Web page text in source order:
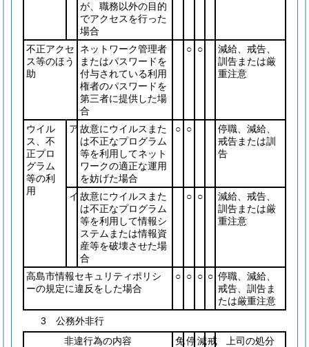
が、職務以外の目的
でアクセスを行った
場合
不正アクセ
ス等のほう
助
ネットワーク管理者
またはパスワードを
付与されている利用
権者のパスワードを
第三者に提供した場
合
○ ○
減給、戒告、
訓告または厳
重注意
ウイル
ス、不
正プロ
グラム
等の利
用
ア 故意にウイルスまた
は不正なプログラム
等を利用してネット
ワークの適正な運用
を妨げた場合
○ ○
停職、減給、
戒告または訓
告
イ 故意にウイルスまた
は不正なプログラム
等を利用して情報シ
ステムまたは情報資
産等を破壊させた場
合
○ ○
減給、戒告、
訓告または厳
重注意
高島市情報セキュリティポリシ
ーの規定に違反をした場合
○ ○ ○ ○ 停職、減給、
戒告、訓告ま
たは厳重注意
3 公務外非行
非違行為の内容
免停減戒
上司の処分